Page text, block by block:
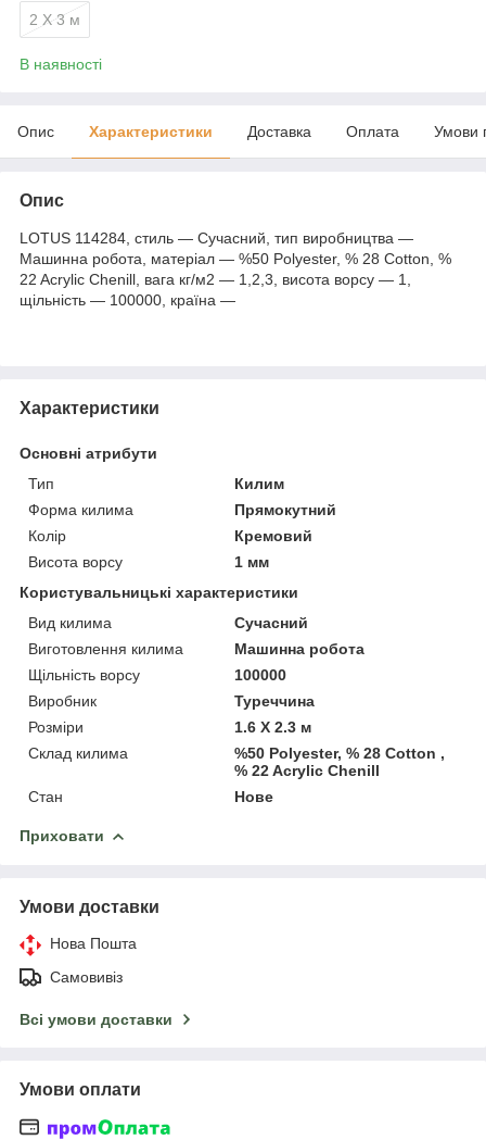
2 Х 3 м
В наявності
Опис Характеристики Доставка Оплата Умови
Опис
LOTUS 114284, стиль — Сучасний, тип виробництва —
Машинна робота, матеріал — %50 Polyester, % 28 Cotton, %
22 Acrylic Chenill, вага кг/м2 — 1,2,3, висота ворсу — 1,
щільність — 100000, країна —
Характеристики
Основні атрибути
Тип
Килим
Форма килима
Прямокутний
Колір
Кремовий
Висота ворсу
1 мм
Користувальницькі характеристики
Вид килима
Сучасний
Виготовлення килима
Машинна робота
Щільність ворсу
100000
Виробник
Туреччина
Розміри
1.6 Х 2.3 м
Склад килима
%50 Polyester, % 28 Cotton ,
% 22 Acrylic Chenill
Стан
Нове
Приховати
Умови доставки
Нова Пошта
Самовивіз
Всі умови доставки
Умови оплати